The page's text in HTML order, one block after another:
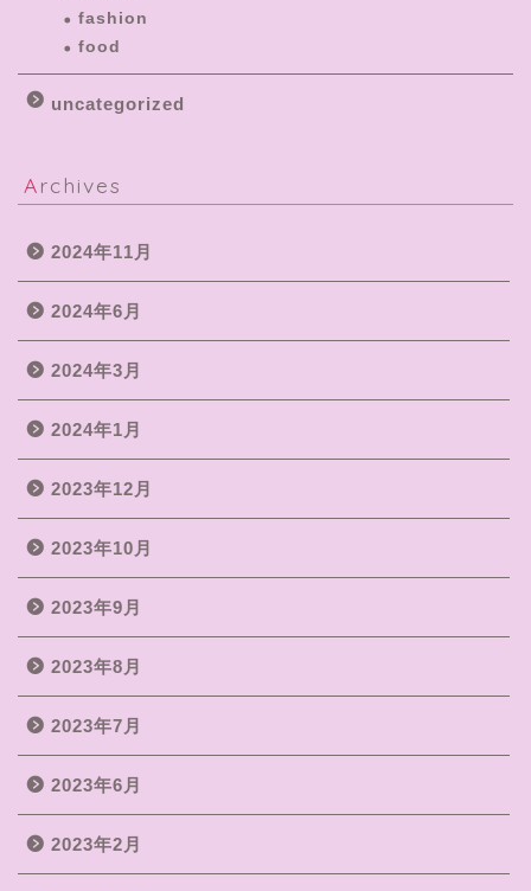
fashion
food
uncategorized
Archives
2024年11月
2024年6月
2024年3月
2024年1月
2023年12月
2023年10月
2023年9月
2023年8月
2023年7月
2023年6月
2023年2月